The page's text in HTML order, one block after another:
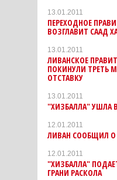
13.01.2011
ПЕРЕХОДНОЕ
ВОЗГЛАВИТ СААД
13.01.2011
ЛИВАНСКОЕ
ПОКИНУЛИ ТРЕТЬ
ОТСТАВКУ
13.01.2011
"ХИЗБАЛЛА" УШЛА
12.01.2011
ЛИВАН СООБЩИЛ О
12.01.2011
"ХИЗБАЛЛА"
ГРАНИ РАСКОЛА